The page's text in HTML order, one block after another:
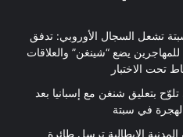
تشعل السجال الأوروبي: تدفق
يضع “شينغن” والعلاقات
تحت الاختبار
تلوّح بتعليق شنغن مع إسبانيا بعد
في سبتة
المدنية الإيطالية ترسل طائرة